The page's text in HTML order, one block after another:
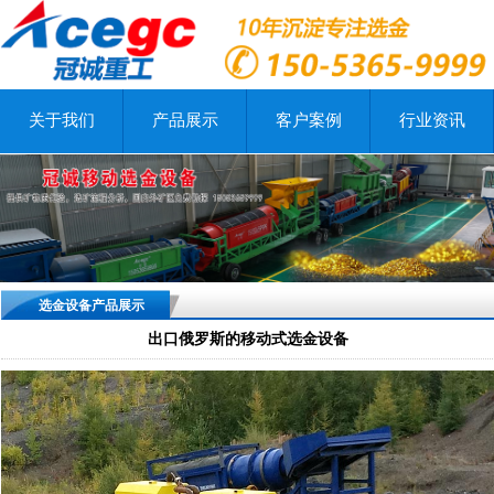
关于我们 产品展示 客户案例 行业资讯
选金设备产品展示
出口俄罗斯的移动式选金设备